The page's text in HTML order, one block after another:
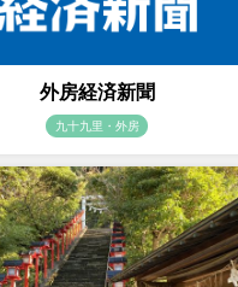
外房経済新聞
九十九里・外房